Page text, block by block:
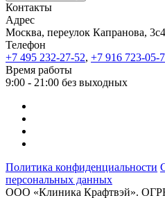
Контакты
Адрес
Москва, переулок Капранова, 3с4
Телефон
+7 495 232-27-52, +7 916 723-05-
Время работы
9:00 - 21:00 без выходных
Политика конфиденциальности
персональных данных
ООО «Клиника Крафтвэй».